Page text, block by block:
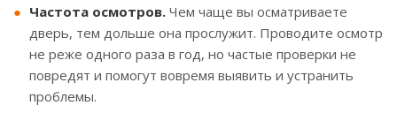
Частота осмотров. Чем чаще вы осматриваете
дверь, тем дольше она прослужит. Проводите осмотр
не реже одного раза в год, но частые проверки не
повредят и помогут вовремя выявить и устранить
проблемы.